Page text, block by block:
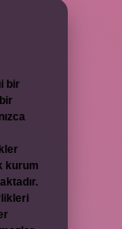
bir
kurum